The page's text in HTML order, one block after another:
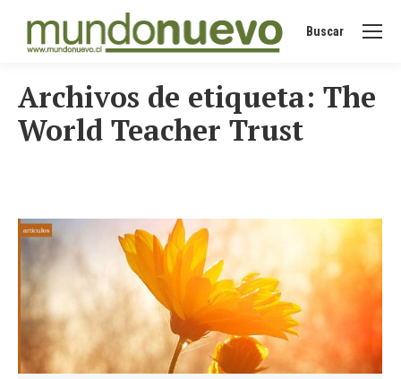
Buscar:
Buscar
Archivos de etiqueta: The
World Teacher Trust